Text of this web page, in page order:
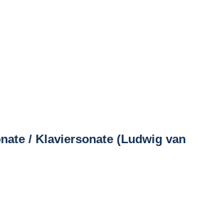
/ Klaviersonate (Ludwig van